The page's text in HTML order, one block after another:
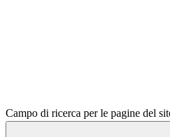
Campo di ricerca per le pagine del